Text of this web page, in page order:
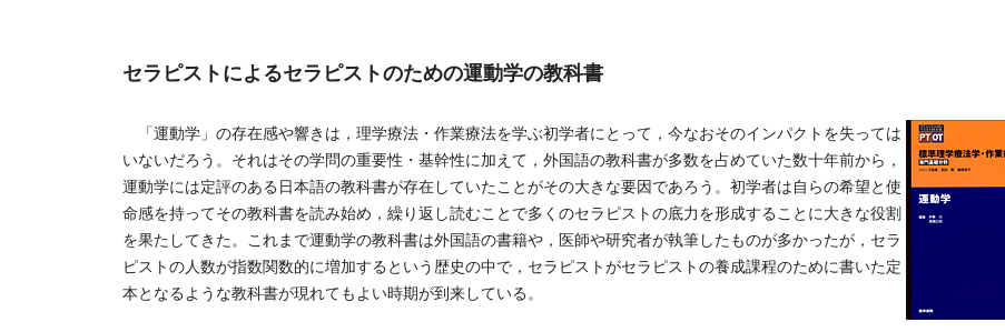
セラピストによるセラピストのための運動学の教科書
「運動学」の存在感や響きは，理学療法・作業療法を学ぶ初学者にとって，今なおそのインパクトを失っては
いないだろう。それはその学問の重要性・基幹性に加えて，外国語の教科書が多数を占めていた数十年前から，
運動学には定評のある日本語の教科書が存在していたことがその大きな要因であろう。初学者は自らの希望と使
命感を持ってその教科書を読み始め，繰り返し読むことで多くのセラピストの底力を形成することに大きな役割
を果たしてきた。これまで運動学の教科書は外国語の書籍や，医師や研究者が執筆したものが多かったが，セラ
ピストの人数が指数関数的に増加するという歴史の中で，セラピストがセラピストの養成課程のために書いた定
本となるような教科書が現れてもよい時期が到来している。